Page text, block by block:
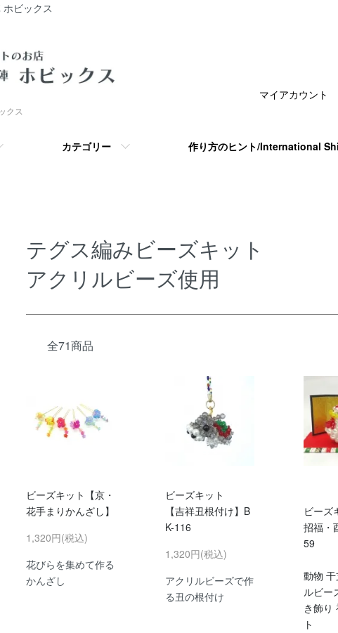
ビックス
クス
カテゴリー 作り方のヒント/International
マイアカウント
テグス編みビーズキット
アクリルビーズ使用
全71商品
ビーズキット【京・
花手まりかんざし】
1,320円(税込)
花びらを集めて作る
かんざし
ビーズキット
【吉祥丑根付け】B
K-116
1,320円(税込)
アクリルビーズで作
る丑の根付け
ビーズ
招福・
59
動物
ルビー
き飾り
ト